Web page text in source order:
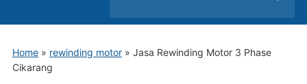
Home» rewinding motor» Jasa Rewinding Motor 3 Phase
Cikarang